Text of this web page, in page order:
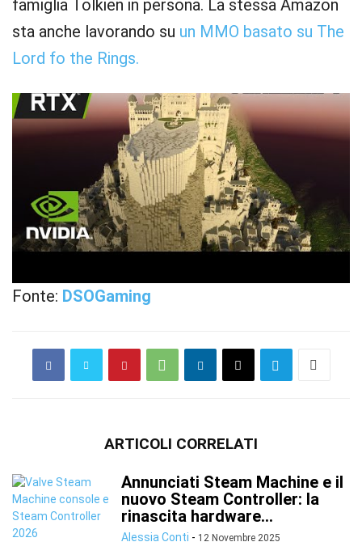
famiglia Tolkien in persona. La stessa Amazon
sta anche lavorando su un MMO basato su The
Lord fo the Rings.
Fonte: DSOGaming
ARTICOLI CORRELATI
Annunciati Steam Machine e il
nuovo Steam Controller: la
rinascita hardware...
Alessia Conti - 12 Novembre 2025